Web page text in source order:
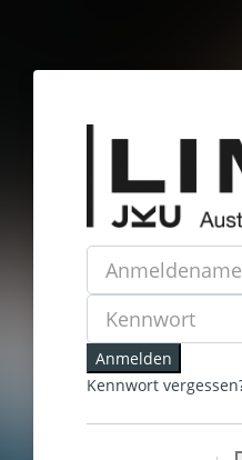
Anmeldename
Kennwort
Anmelden
Kennwort